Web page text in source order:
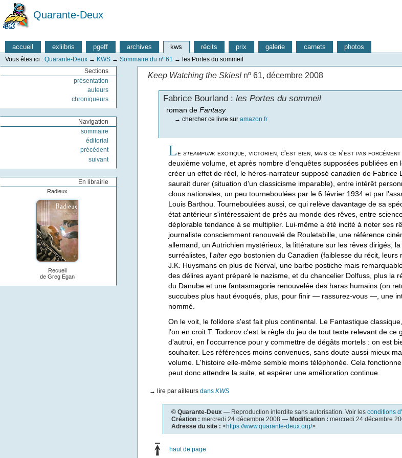
Quarante-Deux
accueil exliibris pgeff archives kws récits prix galerie carnets photos
Vous êtes ici : Quarante-Deux → KWS → Sommaire du nº 61 → les Portes du sommeil
Sections
présentation
auteurs
chroniqueurs
Navigation
sommaire
éditorial
précédent
suivant
En librairie
Radieux
Recueil
de Greg Egan
Keep Watching the Skies!nº 61, décembre 2008
Fabrice Bourland :les Portes du sommeil
roman deFantasy
→ chercher ce livre suramazon.fr
Le steampunkexotique, victorien, c'est bien, mais ce n'est pas
deuxième volume, et après nombre d'enquêtes supposées publiées
créer un effet de réel, le héros-narrateur supposé canadien de
saurait durer (situation d'un classicisme imparable), entre intérêt
clous nationales, un peu tourneboulées par le 6 février 1934 et par
Louis Barthou. Tourneboulées aussi, ce qui relève davantage de sa
état antérieur s'intéressaient de près au monde des rêves, entre
déplorable tendance à se multiplier. Lui-même a été incité à noter ses
journaliste consciemment renouvelé de Rouletabille, une référence
allemand, un Autrichien mystérieux, la littérature sur les rêves dirigés,
surréalistes, l'alter egobostonien du Canadien (faiblesse du récit, leurs
J.K. Huysmans en plus de Nerval, une barbe postiche mais
des délires ayant préparé le nazisme, et du chancelier Dolfuss, plus la
du Danube et une fantasmagorie renouvelée des haras humains (on
succubes plus haut évoqués, plus, pour finir — rassurez-vous —, une
nommé.
On le voit, le folklore s'est fait plus continental. Le Fantastique
l'on en croit T. Todorov c'est la règle du jeu de tout texte relevant de
d'autrui, en l'occurrence pour y commettre de dégâts mortels : on est
souhaiter. Les références moins convenues, sans doute aussi mieux
volume. L'histoire elle-même semble moins téléphonée. Cela
peut donc attendre la suite, et espérer une amélioration continue.
→ lire par ailleurs dans KWS
© Quarante-Deux — Reproduction interdite sans autorisation. Voir les conditions
Création : mercredi 24 décembre 2008 — Modification : mercredi 24 décembre
Adresse du site : <https://www.quarante-deux.org/>
haut de page